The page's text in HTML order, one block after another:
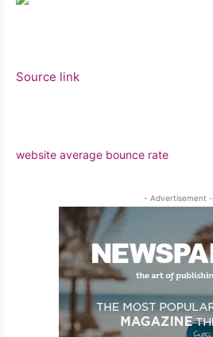
Source link
website average bounce rate
- Advertisement -